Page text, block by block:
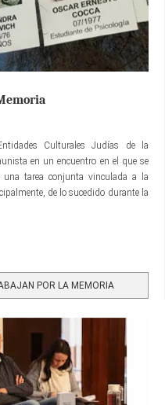
Culturales Judías de la
en un encuentro en el que se
tarea conjunta vinculada a la
de lo sucedido durante la
POR LA MEMORIA